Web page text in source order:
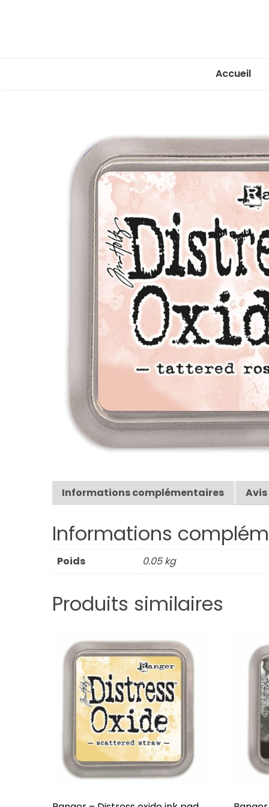
Accueil
Informations complémentaires
Informations
Poids 0.05 kg
Produits similaires